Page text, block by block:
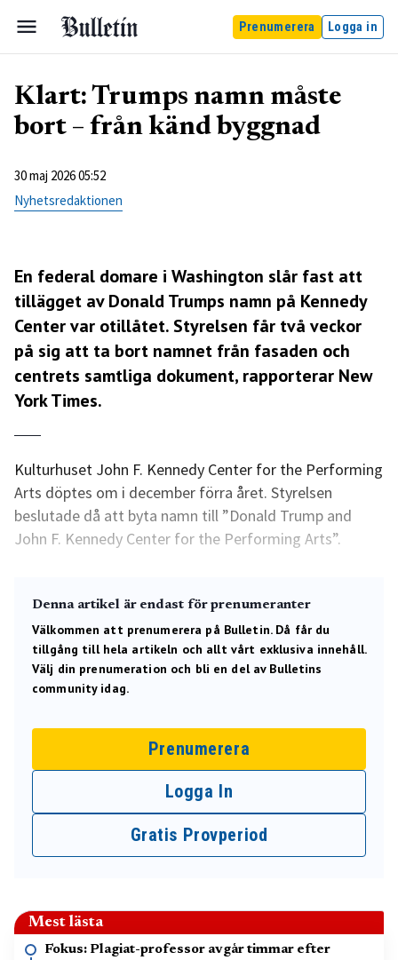
Prenumerera Logga in
Klart: Trumps namn måste
bort – från känd byggnad
30 maj 2026 05:52
Nyhetsredaktionen
En federal domare i Washington slår fast att
tillägget av Donald Trumps namn på Kennedy
Center var otillåtet. Styrelsen får två veckor
på sig att ta bort namnet från fasaden och
centrets samtliga dokument, rapporterar New
York Times.
Kulturhuset John F. Kennedy Center for the Performing
Arts döptes om i december förra året. Styrelsen
beslutade då att byta namn till ”Donald Trump and
John F. Kennedy Center for the Performing Arts”.
Denna artikel är endast för prenumeranter
Välkommen att prenumerera på Bulletin. Då får du
tillgång till hela artikeln och allt vårt exklusiva innehåll.
Välj din prenumeration och bli en del av Bulletins
community idag.
Prenumerera
Logga In
Gratis Provperiod
Mest lästa
Fokus: Plagiat-professor avgår timmar efter